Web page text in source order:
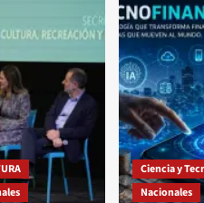
Ciencia y
Nacionales